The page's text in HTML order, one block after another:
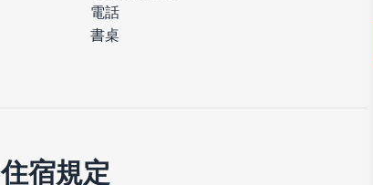
電話
書桌
住宿規定